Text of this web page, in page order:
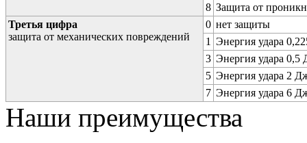
8 Защита от
Третья цифра
защита от механических повреждений
0 нет защиты
1 Энергия удара
3 Энергия удара 0,5
5 Энергия удара 2
7 Энергия удара 6
Наши преимущества